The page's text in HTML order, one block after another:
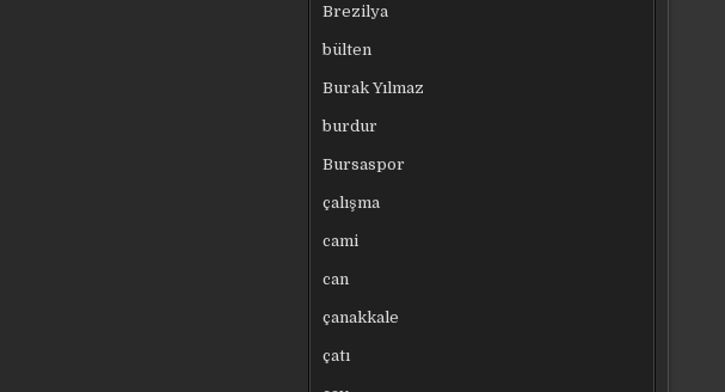
Brezilya
bülten
Burak Yılmaz
burdur
Bursaspor
çalışma
cami
can
çanakkale
çatı